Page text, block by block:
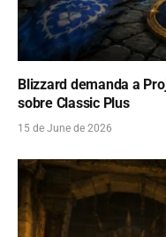
Blizzard demanda a
sobre Classic Plus
15 de June de 2026